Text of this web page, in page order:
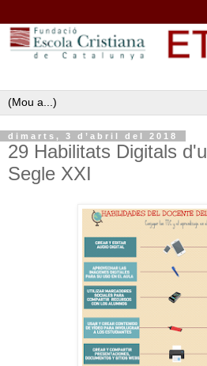
dimarts, 3 d’abril del 2018
29 Habilitats Digitals
Segle XXI